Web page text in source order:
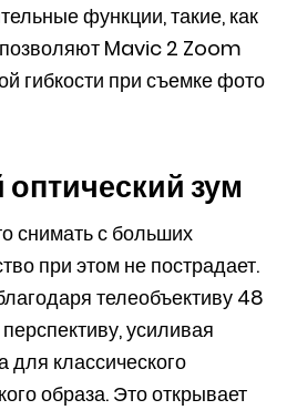
функции, такие, как
Mavic 2 Zoom
гибкости при съемке фото
зум
снимать с больших
при этом не пострадает.
телеобъективу 48
усиливая
классического
образа. Это открывает